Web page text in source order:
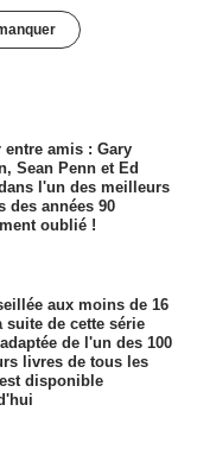
entre amis : Gary
Sean Penn et Ed
l'un des meilleurs
des années 90
oublié !
aux moins de 16
suite de cette série
de l'un des 100
livres de tous les
disponible